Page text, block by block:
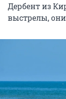
Дербент из
выстрелы, они